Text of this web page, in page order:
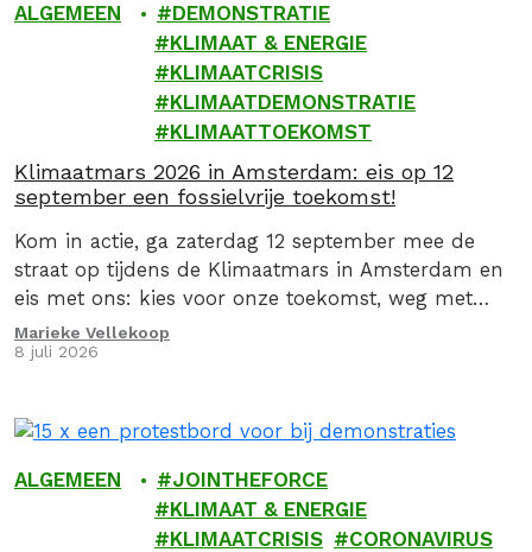
ALGEMEEN
DEMONSTRATIE
KLIMAAT & ENERGIE
KLIMAATCRISIS
KLIMAATDEMONSTRATIE
KLIMAATTOEKOMST
Klimaatmars 2026 in Amsterdam: eis op 12
september een fossielvrije toekomst!
Kom in actie, ga zaterdag 12 september mee de
straat op tijdens de Klimaatmars in Amsterdam en
eis met ons: kies voor onze toekomst, weg met
fossiel!
Marieke Vellekoop
8 juli 2026
ALGEMEEN
JOINTHEFORCE
KLIMAAT & ENERGIE
KLIMAATCRISIS
CORONAVIRUS